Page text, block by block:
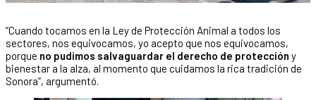
“Cuando tocamos en la Ley de Protección Animal a todos los
sectores, nos equivocamos, yo acepto que nos equivocamos,
porque no pudimos salvaguardar el derecho de protección y
bienestar a la alza, al momento que cuidamos la rica tradición de
Sonora”, argumentó.